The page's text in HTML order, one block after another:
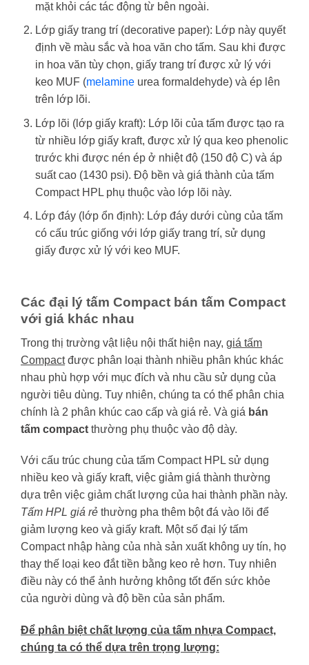
mặt khỏi các tác động từ bên ngoài.
Lớp giấy trang trí (decorative paper): Lớp này quyết
định về màu sắc và hoa văn cho tấm. Sau khi được
in hoa văn tùy chọn, giấy trang trí được xử lý với
keo MUF (melamineurea formaldehyde) và ép lên
trên lớp lõi.
Lớp lõi (lớp giấy kraft): Lớp lõi của tấm được tạo ra
từ nhiều lớp giấy kraft, được xử lý qua keo phenolic
trước khi được nén ép ở nhiệt độ (150 độ C) và áp
suất cao (1430 psi). Độ bền và giá thành của tấm
Compact HPL phụ thuộc vào lớp lõi này.
Lớp đáy (lớp ổn định): Lớp đáy dưới cùng của tấm
có cấu trúc giống với lớp giấy trang trí, sử dụng
giấy được xử lý với keo MUF.
Các đại lý tấm Compact bán tấm Compact
với giá khác nhau
Trong thị trường vật liệu nội thất hiện nay, giá tấm
Compactđược phân loại thành nhiều phân khúc khác
nhau phù hợp với mục đích và nhu cầu sử dụng của
người tiêu dùng. Tuy nhiên, chúng ta có thể phân chia
chính là 2 phân khúc cao cấp và giá rẻ. Và giá bán
tấm compact thường phụ thuộc vào độ dày.
Với cấu trúc chung của tấm Compact HPL sử dụng
nhiều keo và giấy kraft, việc giảm giá thành thường
dựa trên việc giảm chất lượng của hai thành phần này.
Tấm HPL giá rẻ thường pha thêm bột đá vào lõi để
giảm lượng keo và giấy kraft. Một số đại lý tấm
Compact nhập hàng của nhà sản xuất không uy tín, họ
thay thế loại keo đắt tiền bằng keo rẻ hơn. Tuy nhiên
điều này có thể ảnh hưởng không tốt đến sức khỏe
của người dùng và độ bền của sản phẩm.
Để phân biệt chất lượng của tấm nhựa Compact,
chúng ta có thể dựa trên trọng lượng: